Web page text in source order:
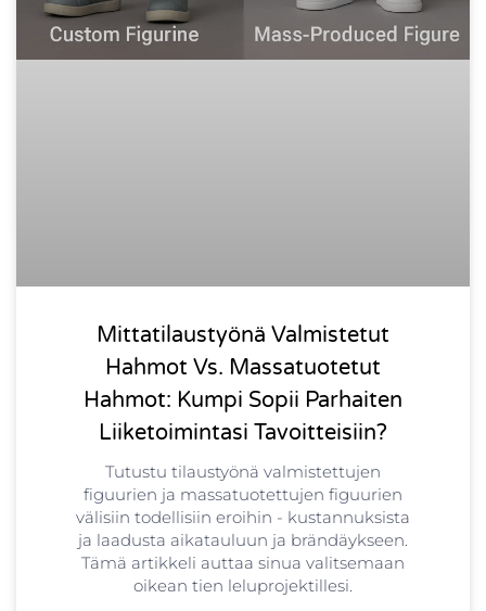
Mittatilaustyönä Valmistetut
Hahmot Vs. Massatuotetut
Hahmot: Kumpi Sopii Parhaiten
Liiketoimintasi Tavoitteisiin?
Tutustu tilaustyönä valmistettujen
figuurien ja massatuotettujen figuurien
välisiin todellisiin eroihin - kustannuksista
ja laadusta aikatauluun ja brändäykseen.
Tämä artikkeli auttaa sinua valitsemaan
oikean tien leluprojektillesi.